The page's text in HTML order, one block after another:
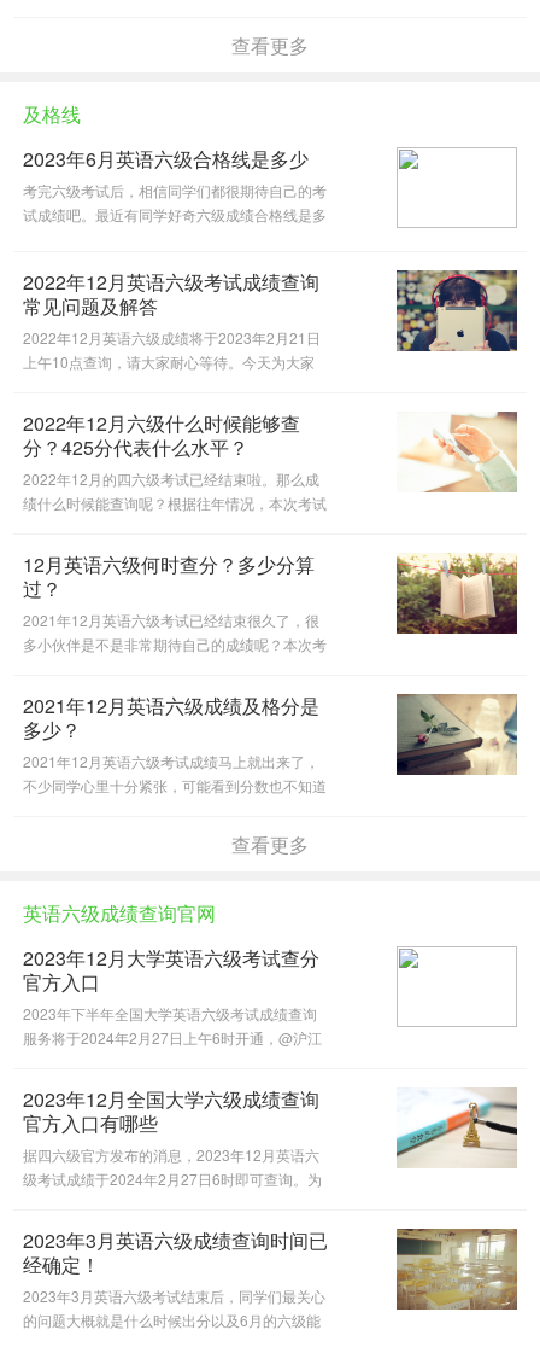
级微信公众号为大家做出解答，一起来看看吧。
查看更多
及格线
2023年6月英语六级合格线是多少
考完六级考试后，相信同学们都很期待自己的考
试成绩吧。最近有同学好奇六级成绩合格线是多
2022年12月英语六级考试成绩查询
常见问题及解答
2022年12月英语六级成绩将于2023年2月21日
上午10点查询，请大家耐心等待。今天为大家
问题及解答，一起来看看吧！
2022年12月六级什么时候能够查
分？425分代表什么水平？
2022年12月的四六级考试已经结束啦。那么成
绩什么时候能查询呢？根据往年情况，本次考试
带大家盘点一下跟四六级分数有关的一些小
Tips~来给大家做一些参考。
12月英语六级何时查分？多少分算
过？
2021年12月英语六级考试已经结束很久了，很
多小伙伴是不是非常期待自己的成绩呢？本次考
大家带来六级合格线及评分标准。一起来看看吧
~
2021年12月英语六级成绩及格分是
多少？
2021年12月英语六级考试成绩马上就出来了，
不少同学心里十分紧张，可能看到分数也不知道
呢？小编整理了相关信息，希望对大家有帮助。
查看更多
英语六级成绩查询官网
2023年12月大学英语六级考试查分
官方入口
2023年下半年全国大学英语六级考试成绩查询
服务将于2024年2月27日上午6时开通，@沪江
意事项，一起来看看吧。
2023年12月全国大学六级成绩查询
官方入口有哪些
据四六级官方发布的消息，2023年12月英语六
级考试成绩于2024年2月27日6时即可查询。为
信公众号为大家整理了六级成绩查询入口，一起
来看看吧！
2023年3月英语六级成绩查询时间已
经确定！
2023年3月英语六级考试结束后，同学们最关心
的问题大概就是什么时候出分以及6月的六级能